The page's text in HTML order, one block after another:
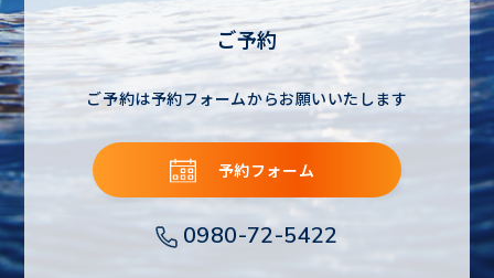
ご予約
ご予約は予約フォームからお願いいたします
予約フォーム
0980-72-5422